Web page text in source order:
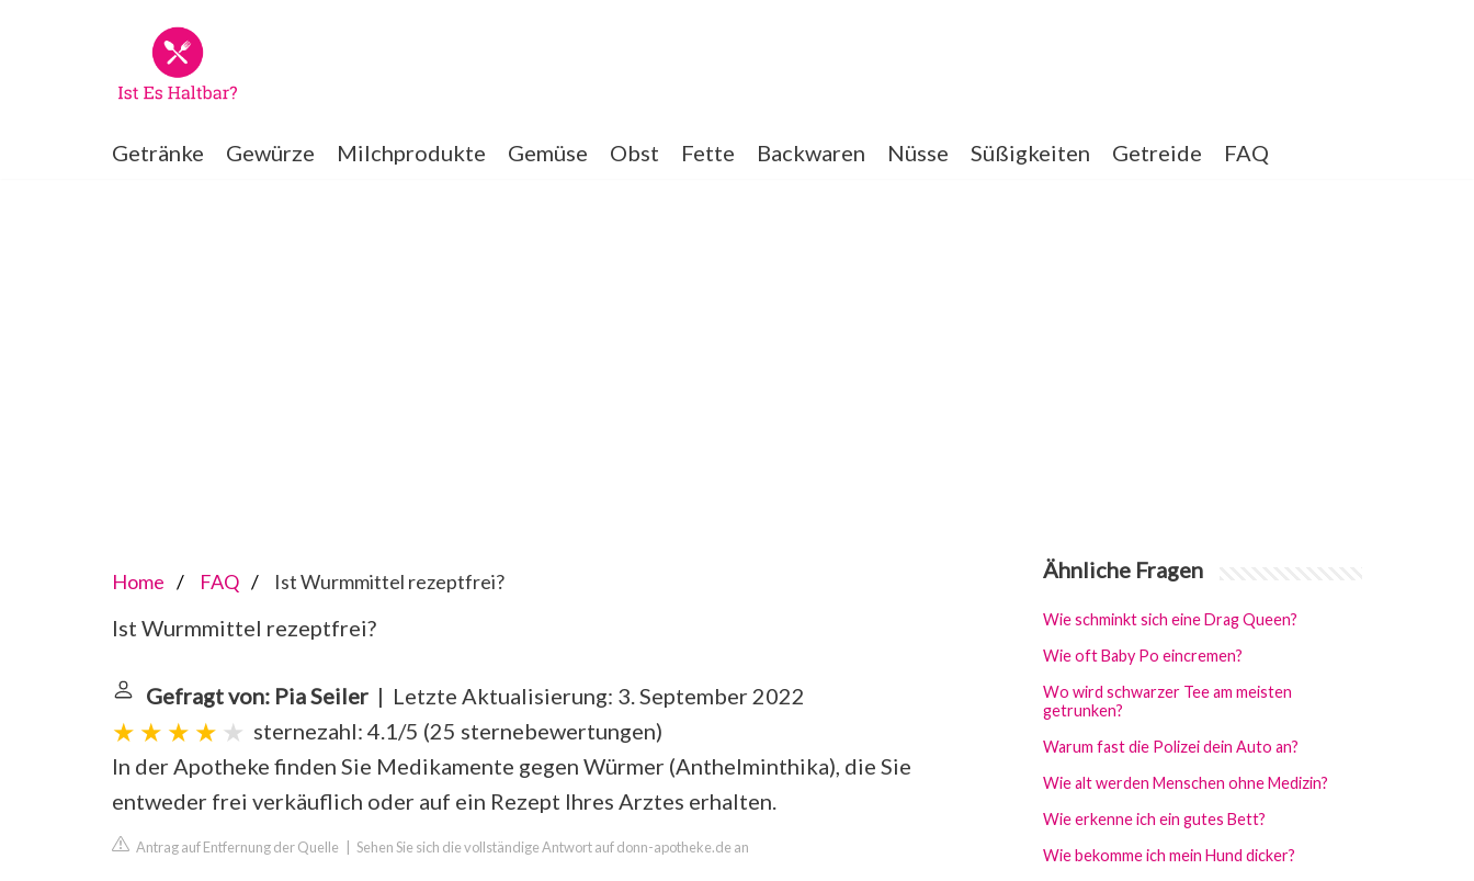
Getränke Gewürze Milchprodukte Gemüse Obst Fette Backwaren Nüsse Süßigkeiten Getreide FAQ
Home FAQ Ist Wurmmittel rezeptfrei?
Ist Wurmmittel rezeptfrei?
Gefragt von: Pia Seiler | Letzte Aktualisierung: 3. September 2022
sternezahl: 4.1/5 (25 sternebewertungen)
In der Apotheke finden Sie Medikamente gegen Würmer (Anthelminthika), die Sie
entweder frei verkäuflich oder auf ein Rezept Ihres Arztes erhalten.
Antrag auf Entfernung der Quelle Sehen Sie sich die vollständige Antwort auf donn-apotheke.de an
Ähnliche Fragen
Wie schminkt sich eine Drag Queen?
Wie oft Baby Po eincremen?
Wo wird schwarzer Tee am meisten
getrunken?
Warum fast die Polizei dein Auto an?
Wie alt werden Menschen ohne Medizin?
Wie erkenne ich ein gutes Bett?
Wie bekomme ich mein Hund dicker?